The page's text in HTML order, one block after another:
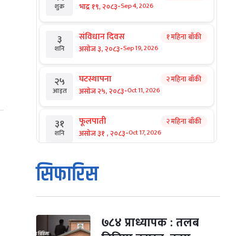
शुक्र भाद्र १९, २०८३-Sep 4, 2026
३
शनि
संविधान दिवस
असोज ३, २०८३-Sep 19, 2026
१ महिना बाँकी
२५
आइत
घटस्थापना
असोज २५, २०८३-Oct 11, 2026
२ महिना बाँकी
३१
शनि
फूलपाती
असोज ३१ , २०८३-Oct 17, 2026
२ महिना बाँकी
१
आइत
कार्तिक सङ्क्रान्ति
कार्तिक १, २०८३
मंगल कार्तिक ३, २०८३ -Oct 20, 2026
सिफारिस
७८४ प्राध्यापक : तलब